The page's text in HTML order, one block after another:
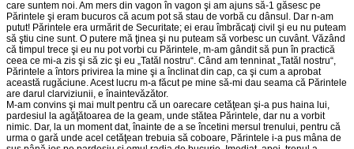
care suntem noi. Am mers din vagon în vagon şi am ajuns să-1 găsesc pe
Părintele şi eram bucuros că acum pot să stau de vorbă cu dânsul. Dar n-am
putut! Părintele era urmărit de Securitate; ei erau îmbrăcaţi civil şi eu nu puteam
să ştiu cine sunt. O putere mă ţinea şi nu puteam să vorbesc un cuvânt. Văzând
că timpul trece şi eu nu pot vorbi cu Părintele, m-am gândit să pun în practică
ceea ce mi-a zis şi să zic şi eu „Tatăl nostru“. Când am tenninat „Tatăl nostru“,
Părintele a întors privirea la mine şi a înclinat din cap, ca şi cum a aprobat
această rugăciune. Acest lucru m-a făcut pe mine să-mi dau seama că Părintele
are darul clarviziunii, e înaintevăzător.
M-am convins şi mai mult pentru că un oarecare cetăţean şi-a pus haina lui,
pardesiul la agăţătoarea de la geam, unde stătea Părintele, dar nu a vorbit
nimic. Dar, la un moment dat, înainte de a se încetini mersul trenului, pentru că
urma o gară unde acel cetăţean trebuia să coboare, Părintele i-a pus mâna de